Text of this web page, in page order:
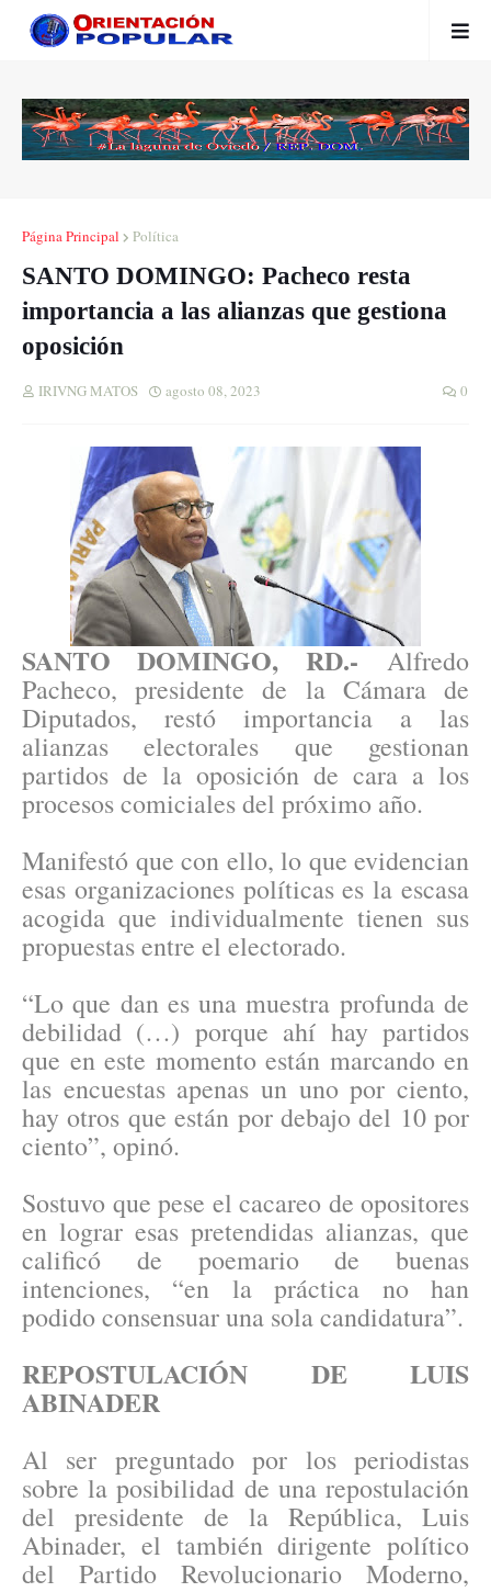
Página Principal Política
SANTO DOMINGO: Pacheco resta
importancia a las alianzas que gestiona
oposición
IRIVNG MATOS agosto 08, 2023 0
SANTO DOMINGO, RD.- Alfredo
Pacheco, presidente de la Cámara de
Diputados, restó importancia a las
alianzas electorales que gestionan
partidos de la oposición de cara a los
procesos comiciales del próximo año.
Manifestó que con ello, lo que evidencian
esas organizaciones políticas es la escasa
acogida que individualmente tienen sus
propuestas entre el electorado.
“Lo que dan es una muestra profunda de
debilidad (…) porque ahí hay partidos
que en este momento están marcando en
las encuestas apenas un uno por ciento,
hay otros que están por debajo del 10 por
ciento”, opinó.
Sostuvo que pese el cacareo de opositores
en lograr esas pretendidas alianzas, que
calificó de poemario de buenas
intenciones, “en la práctica no han
podido consensuar una sola candidatura”.
REPOSTULACIÓN DE LUIS
ABINADER
Al ser preguntado por los periodistas
sobre la posibilidad de una repostulación
del presidente de la República, Luis
Abinader, el también dirigente político
del Partido Revolucionario Moderno,